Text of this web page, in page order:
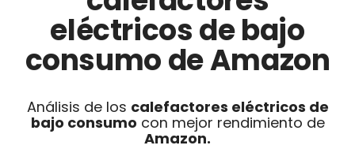
eléctricos de bajo
consumo de Amazon
Análisis de los calefactores eléctricos de
bajo consumo con mejor rendimiento de
Amazon.